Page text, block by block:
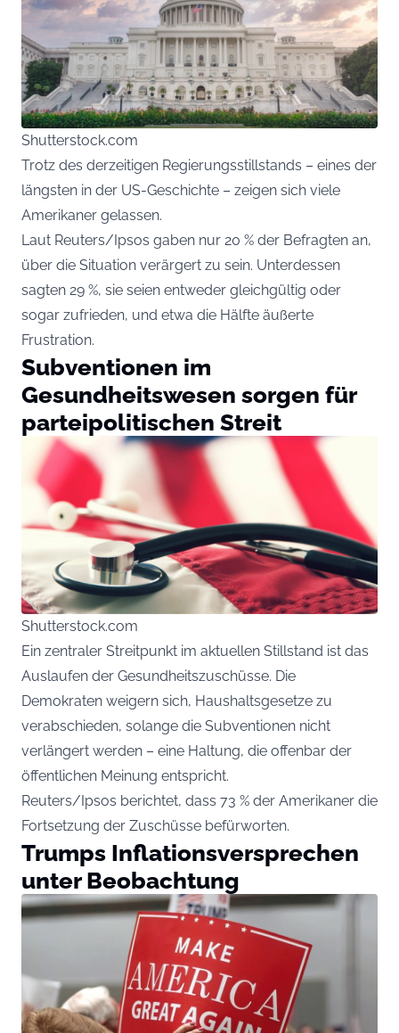
Shutterstock.com
Trotz des derzeitigen Regierungsstillstands – eines der
längsten in der US-Geschichte – zeigen sich viele
Amerikaner gelassen.
Laut Reuters/Ipsos gaben nur 20 % der Befragten an,
über die Situation verärgert zu sein. Unterdessen
sagten 29 %, sie seien entweder gleichgültig oder
sogar zufrieden, und etwa die Hälfte äußerte
Frustration.
Subventionen im
Gesundheitswesen sorgen für
parteipolitischen Streit
Shutterstock.com
Ein zentraler Streitpunkt im aktuellen Stillstand ist das
Auslaufen der Gesundheitszuschüsse. Die
Demokraten weigern sich, Haushaltsgesetze zu
verabschieden, solange die Subventionen nicht
verlängert werden – eine Haltung, die offenbar der
öffentlichen Meinung entspricht.
Reuters/Ipsos berichtet, dass 73 % der Amerikaner die
Fortsetzung der Zuschüsse befürworten.
Trumps Inflationsversprechen
unter Beobachtung